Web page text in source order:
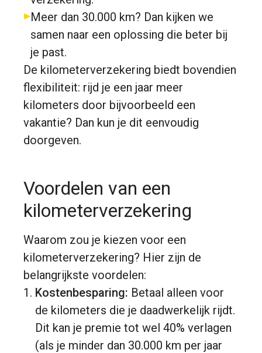
Meer dan 30.000 km? Dan kijken we
samen naar een oplossing die beter bij
je past.
De kilometerverzekering biedt bovendien
flexibiliteit: rijd je een jaar meer
kilometers door bijvoorbeeld een
vakantie? Dan kun je dit eenvoudig
doorgeven.
Voordelen van een
kilometerverzekering
Waarom zou je kiezen voor een
kilometerverzekering? Hier zijn de
belangrijkste voordelen:
Kostenbesparing: Betaal alleen voor
de kilometers die je daadwerkelijk rijdt.
Dit kan je premie tot wel 40% verlagen
(als je minder dan 30.000 km per jaar